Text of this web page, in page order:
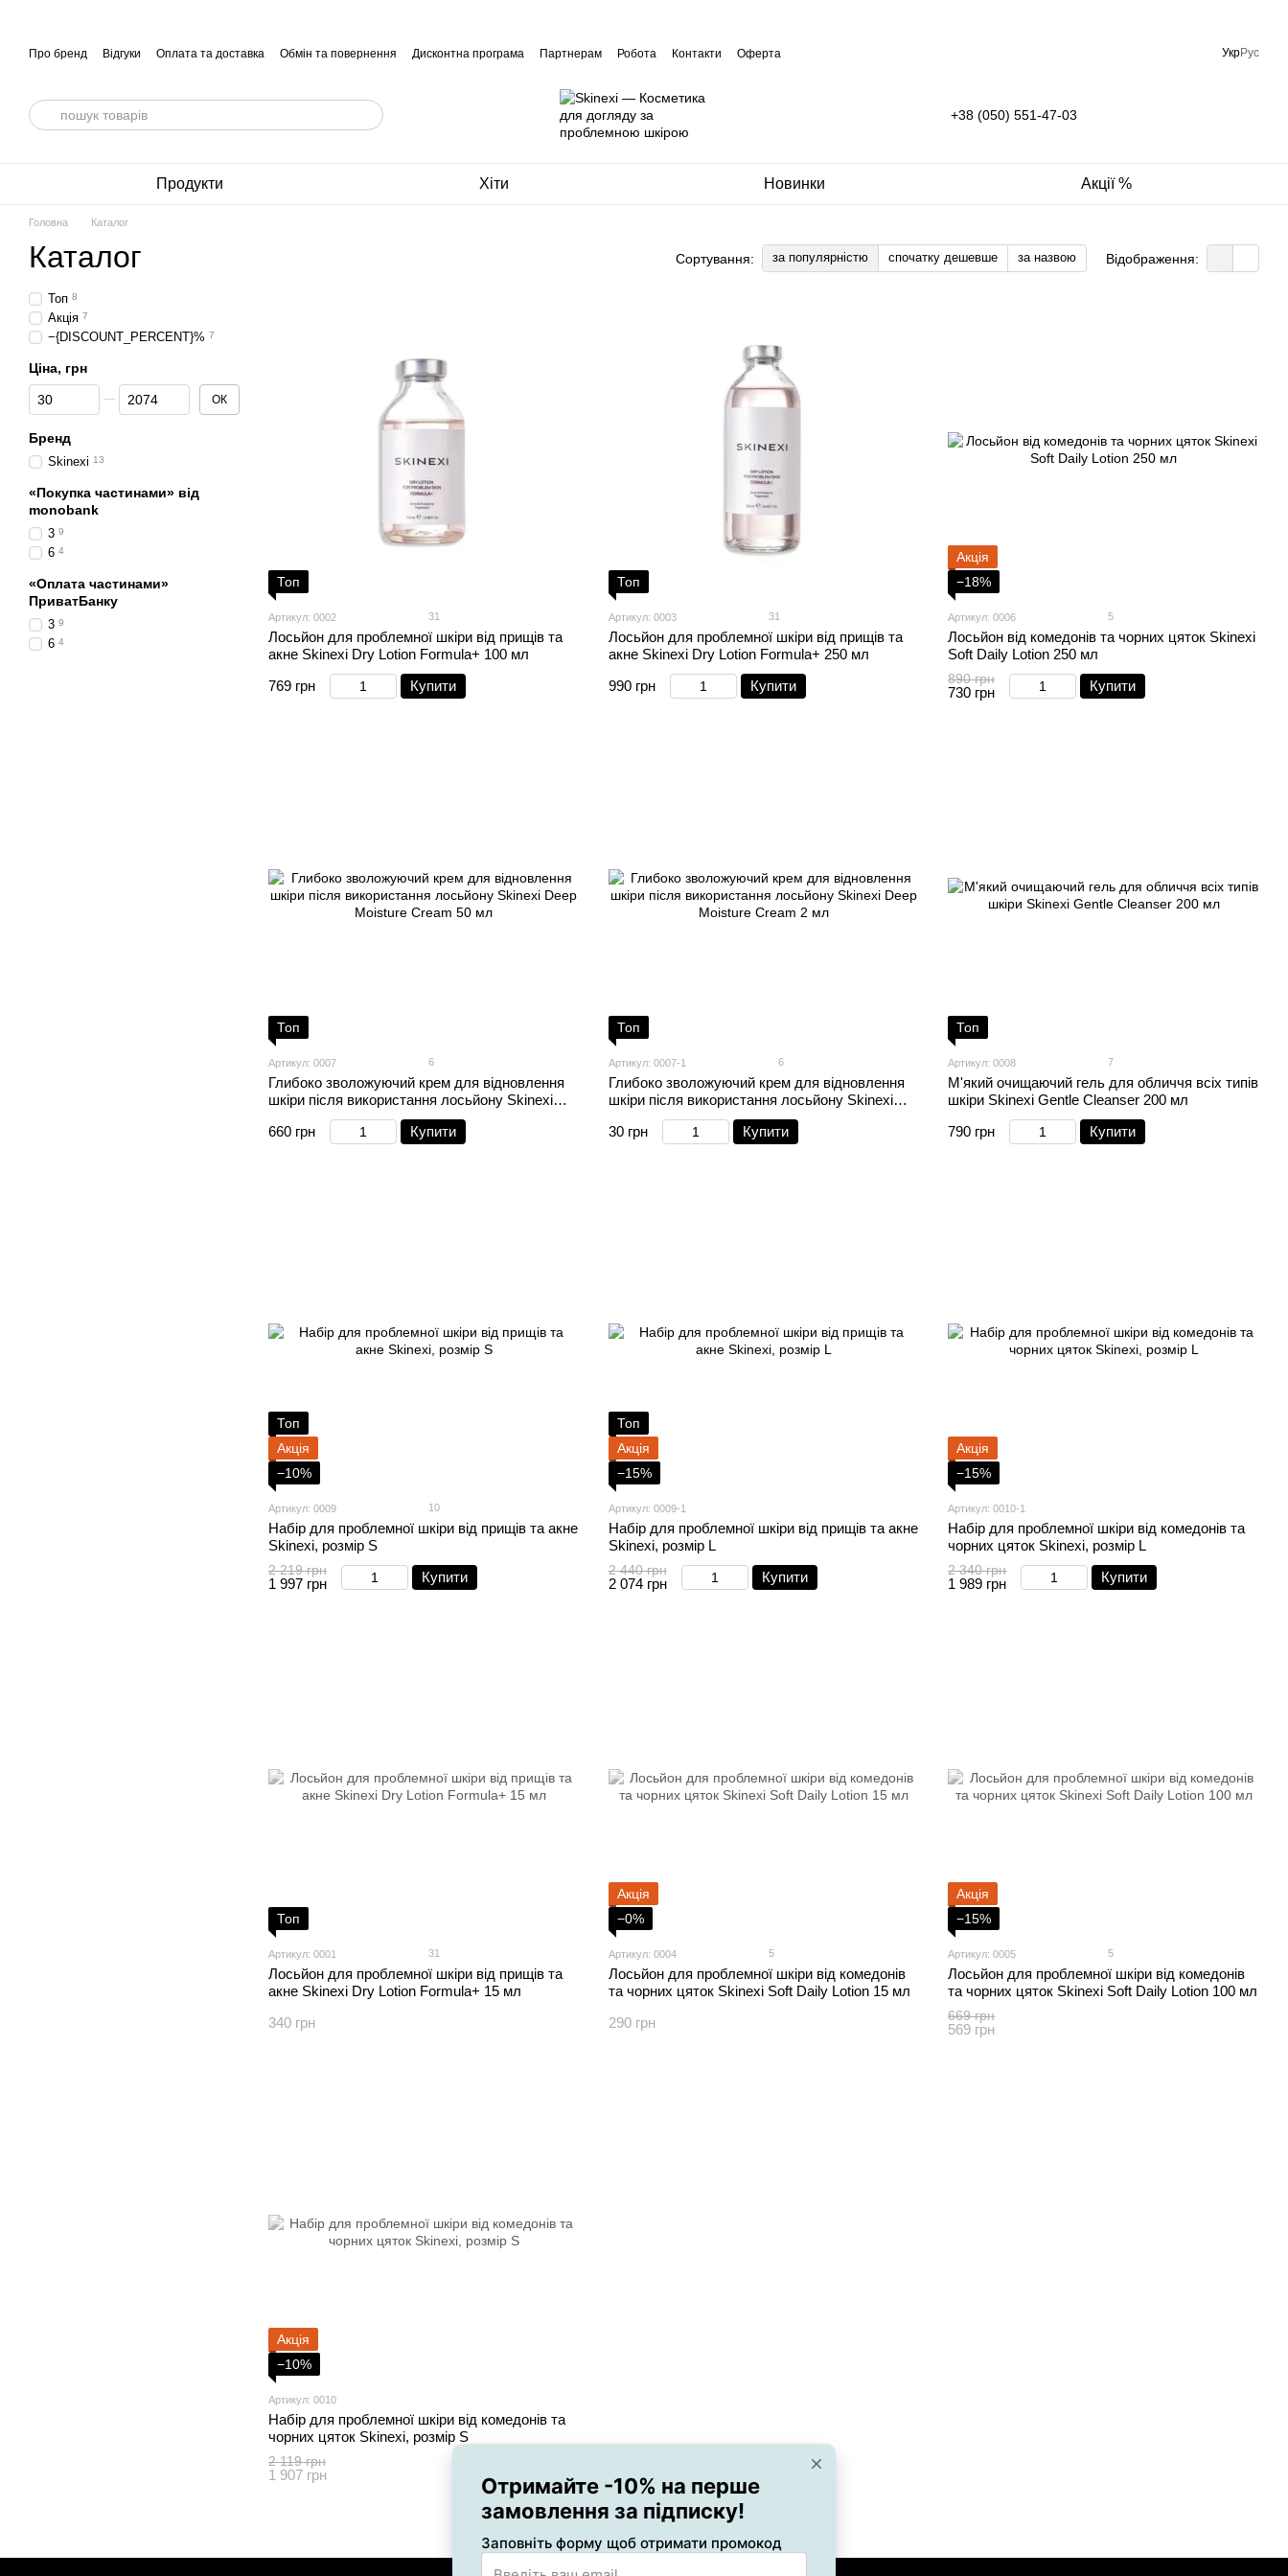
Про бренд Відгуки Оплата та доставка Обмін та повернення Дисконтна програма Партнерам Робота Контакти Оферта УкрРус
+38 (050) 551-47-03
Продукти Хіти Новинки Акції %
Головна Каталог
Каталог Сортування: за популярністю спочатку дешевше за назвою Відображення:
Топ
Артикул: 0002 31
Лосьйон для проблемної шкіри від прищів та
акне Skinexi Dry Lotion Formula+ 100 мл
769 грн
Купити
Топ
Артикул: 0003 31
Лосьйон для проблемної шкіри від прищів та
акне Skinexi Dry Lotion Formula+ 250 мл
990 грн
Купити
Акція
−18%
Артикул: 0006 5
Лосьйон від комедонів та чорних цяток Skinexi
Soft Daily Lotion 250 мл
890 грн
730 грн Купити
Топ
Артикул: 0007 6
Глибоко зволожуючий крем для відновлення
шкіри після використання лосьйону Skinexi
Deep Moisture Cream 50 мл
660 грн
Купити
Топ
Артикул: 0007-1 6
Глибоко зволожуючий крем для відновлення
шкіри після використання лосьйону Skinexi
Deep Moisture Cream 2 мл
30 грн
Купити
Топ
Артикул: 0008 7
М'який очищаючий гель для обличчя всіх типів
шкіри Skinexi Gentle Cleanser 200 мл
790 грн
Купити
Топ
Акція
−10%
Артикул: 0009 10
Набір для проблемної шкіри від прищів та акне
Skinexi, розмір S
2 219 грн
1 997 грн Купити
Топ
Акція
−15%
Артикул: 0009-1
Набір для проблемної шкіри від прищів та акне
Skinexi, розмір L
2 440 грн
2 074 грн Купити
Акція
−15%
Артикул: 0010-1
Набір для проблемної шкіри від комедонів та
чорних цяток Skinexi, розмір L
2 340 грн
1 989 грн Купити
Топ
Артикул: 0001 31
Лосьйон для проблемної шкіри від прищів та
акне Skinexi Dry Lotion Formula+ 15 мл
340 грн
Акція
−0%
Артикул: 0004 5
Лосьйон для проблемної шкіри від комедонів
та чорних цяток Skinexi Soft Daily Lotion 15 мл
290 грн
Акція
−15%
Артикул: 0005 5
Лосьйон для проблемної шкіри від комедонів
та чорних цяток Skinexi Soft Daily Lotion 100 мл
669 грн
569 грн
Акція
−10%
Артикул: 0010
Набір для проблемної шкіри від комедонів та
чорних цяток Skinexi, розмір S
2 119 грн
1 907 грн
Топ 8
Акція 7
−{DISCOUNT_PERCENT}% 7
Ціна, грн
Від Ціна, грн
До Ціна, грн ОК
Бренд
Skinexi 13
«Покупка частинами» від
monobank
3 9
6 4
«Оплата частинами»
ПриватБанку
3 9
6 4